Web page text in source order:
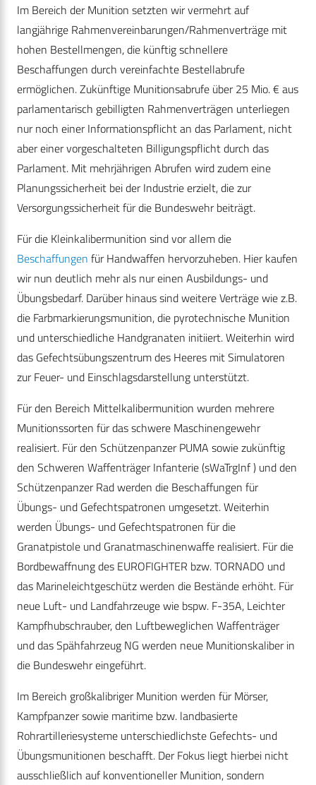
Im Bereich der Munition setzten wir vermehrt auf
langjährige Rahmenvereinbarungen/Rahmenverträge mit
hohen Bestellmengen, die künftig schnellere
Beschaffungen durch vereinfachte Bestellabrufe
ermöglichen. Zukünftige Munitionsabrufe über 25 Mio. € aus
parlamentarisch gebilligten Rahmenverträgen unterliegen
nur noch einer Informationspflicht an das Parlament, nicht
aber einer vorgeschalteten Billigungspflicht durch das
Parlament. Mit mehrjährigen Abrufen wird zudem eine
Planungssicherheit bei der Industrie erzielt, die zur
Versorgungssicherheit für die Bundeswehr beiträgt.
Für die Kleinkalibermunition sind vor allem die
Beschaffungen für Handwaffen hervorzuheben. Hier kaufen
wir nun deutlich mehr als nur einen Ausbildungs- und
Übungsbedarf. Darüber hinaus sind weitere Verträge wie z.B.
die Farbmarkierungsmunition, die pyrotechnische Munition
und unterschiedliche Handgranaten initiiert. Weiterhin wird
das Gefechtsübungszentrum des Heeres mit Simulatoren
zur Feuer- und Einschlagsdarstellung unterstützt.
Für den Bereich Mittelkalibermunition wurden mehrere
Munitionssorten für das schwere Maschinengewehr
realisiert. Für den Schützenpanzer PUMA sowie zukünftig
den Schweren Waffenträger Infanterie (sWaTrgInf ) und den
Schützenpanzer Rad werden die Beschaffungen für
Übungs- und Gefechtspatronen umgesetzt. Weiterhin
werden Übungs- und Gefechtspatronen für die
Granatpistole und Granatmaschinenwaffe realisiert. Für die
Bordbewaffnung des EUROFIGHTER bzw. TORNADO und
das Marineleichtgeschütz werden die Bestände erhöht. Für
neue Luft- und Landfahrzeuge wie bspw. F-35A, Leichter
Kampfhubschrauber, den Luftbeweglichen Waffenträger
und das Spähfahrzeug NG werden neue Munitionskaliber in
die Bundeswehr eingeführt.
Im Bereich großkalibriger Munition werden für Mörser,
Kampfpanzer sowie maritime bzw. landbasierte
Rohrartilleriesysteme unterschiedlichste Gefechts- und
Übungsmunitionen beschafft. Der Fokus liegt hierbei nicht
ausschließlich auf konventioneller Munition, sondern